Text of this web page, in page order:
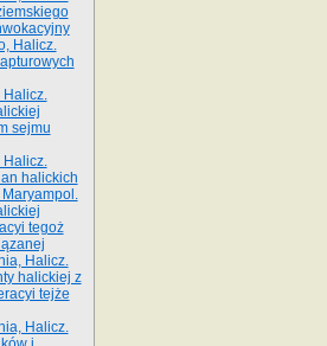
Halicz.
Halicz.
sejmu
Halicz.
halickich
tegoż
Halicz.
halickiej z
tejże
Halicz.